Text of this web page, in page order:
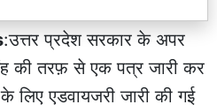
:उत्तर प्रदेश सरकार के अपर
की तरफ़ से एक पत्र जारी कर
एडवायजरी जारी की गई